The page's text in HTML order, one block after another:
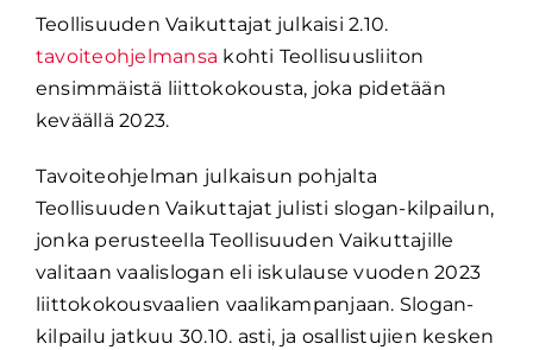
Teollisuuden Vaikuttajat julkaisi 2.10.
tavoiteohjelmansa kohti Teollisuusliiton
ensimmäistä liittokokousta, joka pidetään
keväällä 2023.
Tavoiteohjelman julkaisun pohjalta
Teollisuuden Vaikuttajat julisti slogan-kilpailun,
jonka perusteella Teollisuuden Vaikuttajille
valitaan vaalislogan eli iskulause vuoden 2023
liittokokousvaalien vaalikampanjaan. Slogan-
kilpailu jatkuu 30.10. asti, ja osallistujien kesken